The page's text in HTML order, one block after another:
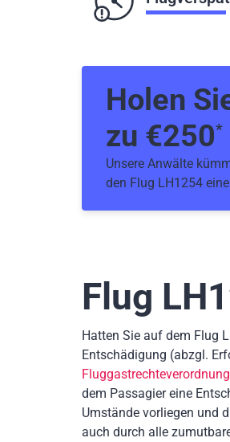
Holen
zu €250*
Unsere Anwälte
den Flug LH1254
Flug
Hatten Sie auf dem Flug
Entschädigung (abzgl.
Fluggastrechteverordnung
dem Passagier eine
Umstände vorliegen und
auch durch alle